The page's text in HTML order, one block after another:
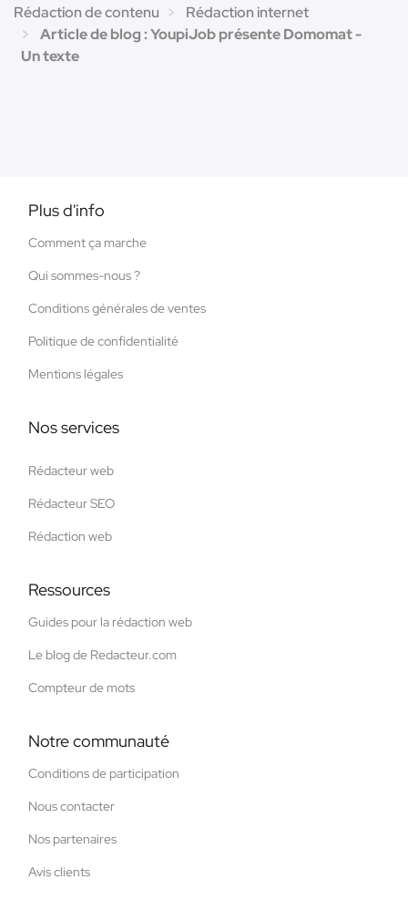
Rédaction de contenu
Rédaction internet
Article de blog : YoupiJob présente Domomat -
Un texte
Plus d'info
Comment ça marche
Qui sommes-nous ?
Conditions générales de ventes
Politique de confidentialité
Mentions légales
Nos services
Rédacteur web
Rédacteur SEO
Rédaction web
Ressources
Guides pour la rédaction web
Le blog de Redacteur.com
Compteur de mots
Notre communauté
Conditions de participation
Nous contacter
Nos partenaires
Avis clients